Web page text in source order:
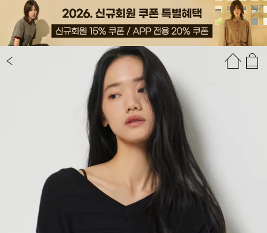
상품정보 추천상품